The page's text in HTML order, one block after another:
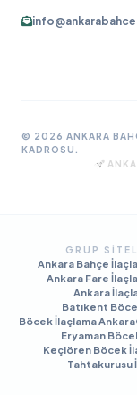
© 2026 ANKARA
KADROSU.
GRUP
Ankara Bahçe
Ankara Fare
Ankara
Batıkent
Böcek İlaçlama Ankara
Eryaman
Keçiören Böcek
Tahtakurusu